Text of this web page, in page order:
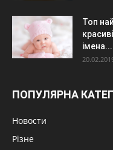
Топ
імена...
ПОПУЛЯРНА
Новости
Різне